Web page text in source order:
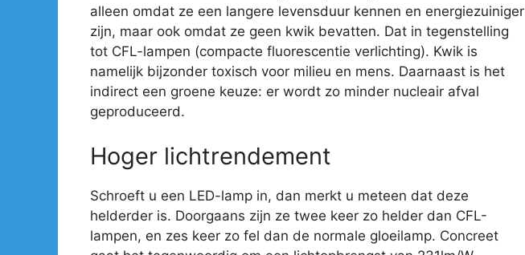
alleen omdat ze een langere levensduur kennen en energiezuiniger
zijn, maar ook omdat ze geen kwik bevatten. Dat in tegenstelling
tot CFL-lampen (compacte fluorescentie verlichting). Kwik is
namelijk bijzonder toxisch voor milieu en mens. Daarnaast is het
indirect een groene keuze: er wordt zo minder nucleair afval
geproduceerd.
Hoger lichtrendement
Schroeft u een LED-lamp in, dan merkt u meteen dat deze
helderder is. Doorgaans zijn ze twee keer zo helder dan CFL-
lampen, en zes keer zo fel dan de normale gloeilamp. Concreet